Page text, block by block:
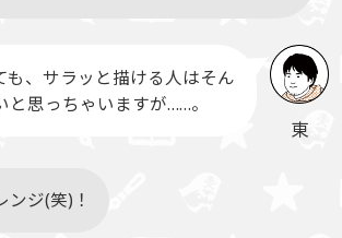
東
も、サラッと描ける人はそん
と思っちゃいますが……。
ンジ(笑)！